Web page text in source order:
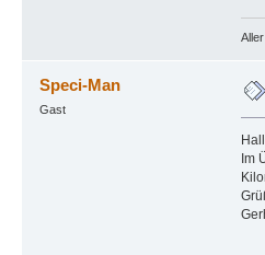
Speci-Man
Gast
Im